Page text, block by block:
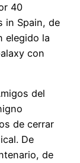
40
in Spain, de
elegido la
con
del
de cerrar
De
de